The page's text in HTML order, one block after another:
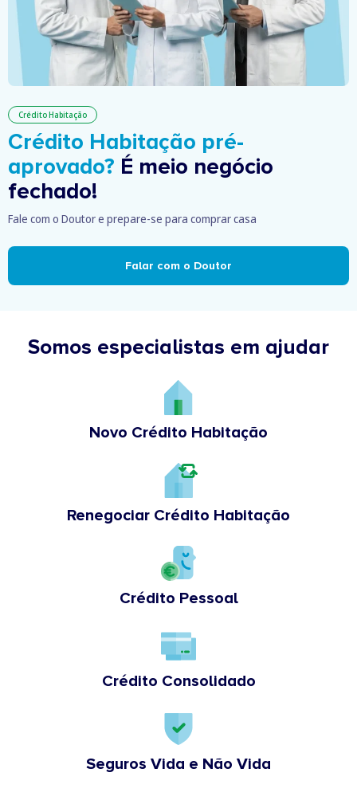
Crédito Habitação
Crédito Habitação pré-
aprovado? É meio negócio
fechado!
Fale com o Doutor e prepare-se para comprar casa
Falar com o Doutor
Somos especialistas em ajudar
Novo Crédito Habitação
Renegociar Crédito Habitação
Crédito Pessoal
Crédito Consolidado
Seguros Vida e Não Vida